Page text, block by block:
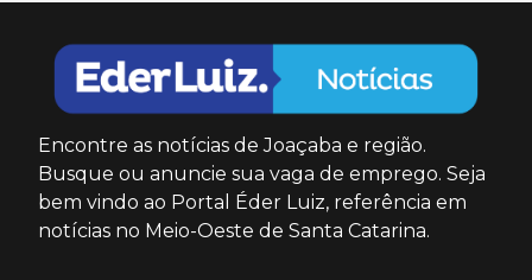
Encontre as notícias de Joaçaba e região.
Busque ou anuncie sua vaga de emprego. Seja
bem vindo ao Portal Éder Luiz, referência em
notícias no Meio-Oeste de Santa Catarina.